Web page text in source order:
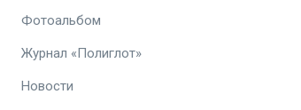
Фотоальбом
Журнал «Полиглот»
Новости